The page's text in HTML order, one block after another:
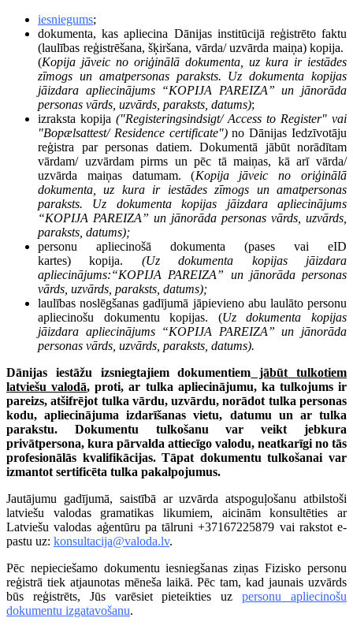
iesniegums;
dokumenta, kas apliecina Dānijas institūcijā reģistrēto faktu
(laulības reģistrēšana, šķiršana, vārda/ uzvārda maiņa) kopija.
(Kopija jāveic no oriģinālā dokumenta, uz kura ir iestādes
zīmogs un amatpersonas paraksts. Uz dokumenta kopijas
jāizdara apliecinājums “KOPIJA PAREIZA” un jānorāda
personas vārds, uzvārds, paraksts, datums);
izraksta kopija ("Registeringsindsigt/ Access to Register" vai
"Bopælsattest/ Residence certificate")no Dānijas Iedzīvotāju
reģistra par personas datiem. Dokumentā jābūt norādītam
vārdam/ uzvārdam pirms un pēc tā maiņas, kā arī vārda/
uzvārda maiņas datumam. (Kopija jāveic no oriģinālā
dokumenta, uz kura ir iestādes zīmogs un amatpersonas
paraksts. Uz dokumenta kopijas jāizdara apliecinājums
“KOPIJA PAREIZA” un jānorāda personas vārds, uzvārds,
paraksts, datums);
personu apliecinošā dokumenta (pases vai eID
kartes)
kopija. (Uz dokumenta kopijas jāizdara
apliecinājums:“KOPIJA PAREIZA” un jānorāda personas
vārds, uzvārds, paraksts, datums);
laulības noslēgšanas gadījumā jāpievieno abu laulāto personu
apliecinošu dokumentu kopijas. (Uz dokumenta kopijas
jāizdara apliecinājums “KOPIJA PAREIZA” un jānorāda
personas vārds, uzvārds, paraksts, datums).
Dānijas iestāžu izsniegtajiem dokumentiem jābūt tulkotiem
latviešu valodā, proti, ar tulka apliecinājumu, ka tulkojums ir
pareizs, atšifrējot tulka vārdu, uzvārdu, norādot tulka personas
kodu, apliecinājuma izdarīšanas vietu, datumu un ar tulka
parakstu. Dokumentu tulkošanu var veikt jebkura
privātpersona, kura pārvalda attiecīgo valodu, neatkarīgi no tās
profesionālās kvalifikācijas. Tāpat dokumentu tulkošanai var
izmantot sertificēta tulka pakalpojumus.
Jautājumu gadījumā, saistībā ar uzvārda atspoguļošanu atbilstoši
latviešu valodas gramatikas likumiem, aicinām konsultēties ar
Latviešu valodas aģentūru pa tālruni +37167225879 vai rakstot e-
pastu uz: konsultacija@valoda.lv.
Pēc nepieciešamo dokumentu iesniegšanas ziņas Fizisko personu
reģistrā tiek atjaunotas mēneša laikā. Pēc tam, kad jaunais uzvārds
būs reģistrēts, Jūs varēsiet pieteikties uzpersonu apliecinošu
dokumentu izgatavošanu.